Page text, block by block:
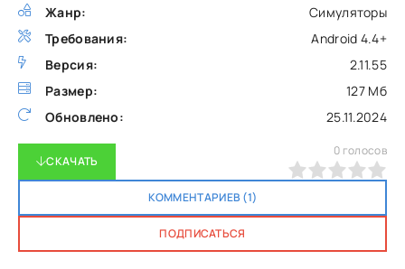
Жанр:
Симуляторы
Требования:
Android 4.4+
Версия:
2.11.55
Размер:
127 Мб
Обновлено:
25.11.2024
СКАЧАТЬ
КОММЕНТАРИЕВ (1)
ПОДПИСАТЬСЯ
0 голосов